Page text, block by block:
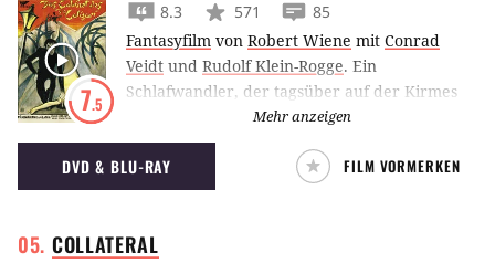
7.5
8.3 571
85
Fantasyfilm von Robert Wiene mit Conrad
Veidt und Rudolf Klein-Rogge. Ein
Schlafwandler, der tagsüber auf der Kirmes
als Attraktion gezeigt wird, wird nachts zum
Killer – unter der Führung des unheimlichen
Dr. Caligari.
Mehr anzeigen
DVD & BLU-RAY FILM VORMERKEN
COLLATERAL